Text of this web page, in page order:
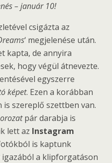
– január 10!
csigázta az
‘ megjelenése után.
kapta, de annyira
hogy végül átnevezte.
egyszerre
képet. Ezen a korábban
szereplő szettben van.
pár darabja is
lett az Instagram
is kaptunk
a klipforgatáson